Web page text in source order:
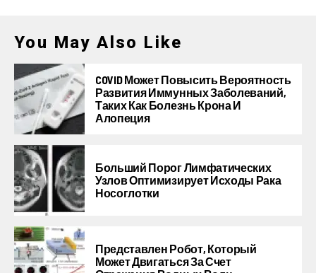
You May Also Like
COVID Может Повысить Вероятность
Развития Иммунных Заболеваний,
Таких Как Болезнь Крона И
Алопеция
Больший Порог Лимфатических
Узлов Оптимизирует Исходы Рака
Носоглотки
Представлен Робот, Который
Может Двигаться За Счет